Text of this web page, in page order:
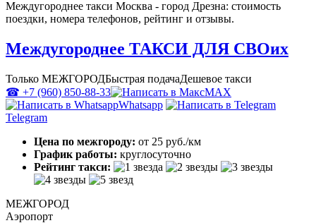
Междугороднее такси Москва - город Дрезна: стоимость
поездки, номера телефонов, рейтинг и отзывы.
Междугороднее ТАКСИ ДЛЯ СВОих
Только МЕЖГОРОДБыстрая подачаДешевое такси
☎ +7 (960) 850-88-33
MAX
Whatsapp
Telegram
Цена по межгороду: от 25 руб./км
График работы: круглосуточно
Рейтинг такси:
МЕЖГОРОД
Аэропорт